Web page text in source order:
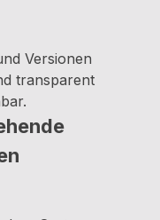
Versionen
transparent